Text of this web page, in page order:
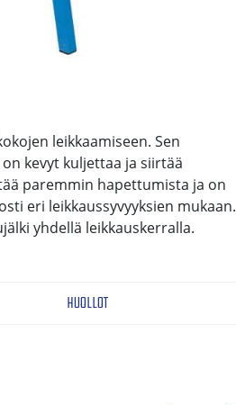
HUOLLOT
leikkaamiseen. Sen
kevyt kuljettaa ja siirtää
paremmin hapettumista ja on
eri leikkaussyvyyksien mukaan.
yhdellä leikkauskerralla.